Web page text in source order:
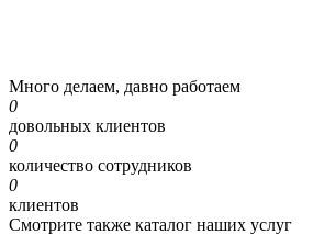
Много делаем, давно работаем
0
довольных клиентов
0
количество сотрудников
0
клиентов
Смотрите также каталог наших услуг